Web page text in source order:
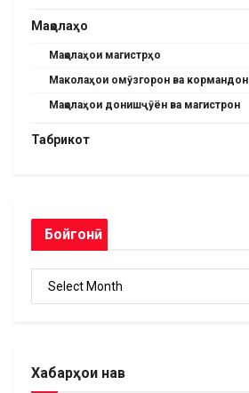
Мақолаҳо
Мақолаҳои магистрҳо
Маколаҳои омӯзгорон ва кормандон
Мақолаҳои донишҷӯён ва магистрон
Табрикот
Бойгонӣ
Хабарҳои нав